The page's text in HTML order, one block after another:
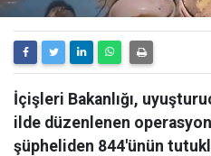
İçişleri Bakanlığı,
ilde düzenlenen
şüpheliden 844'ünün